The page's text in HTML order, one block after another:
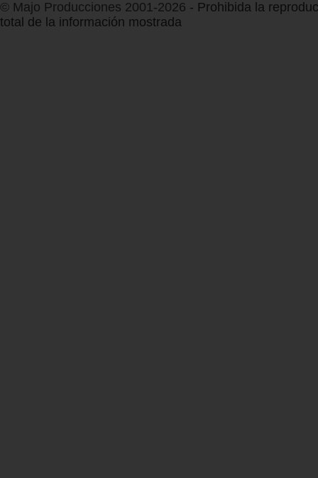
© Majo Producciones 2001-2026 - Prohibida la
total de la información mostrada